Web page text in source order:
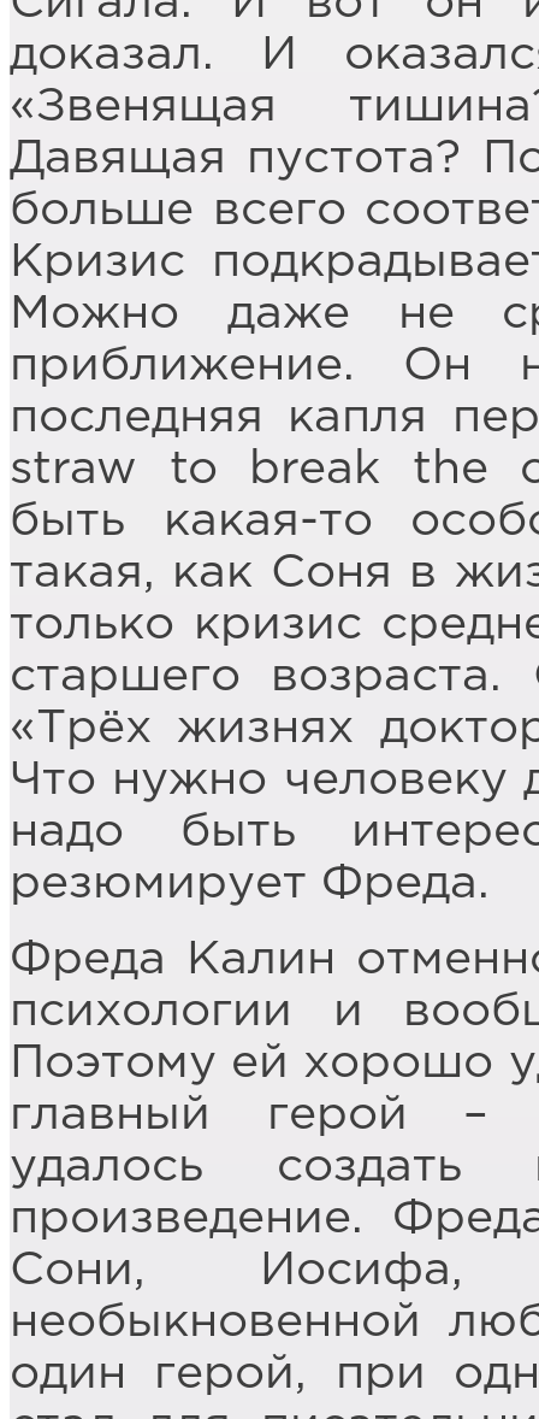
доказал. И
«Звенящая
Давящая пустота?
больше всего
Кризис
Можно даже не
приближение. Он
последняя капля
straw to break the
быть какая-то
такая, как Соня в
только кризис
старшего
«Трёх жизнях
Что нужно человеку
надо быть
резюмирует Фреда.
Фреда Калин
психологии и
Поэтому ей хорошо
главный герой –
удалось создать
произведение.
Сони,
необыкновенной
один герой, при